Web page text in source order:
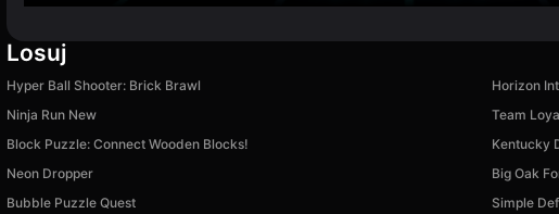
Losuj
Hyper Ball Shooter: Brick Brawl Horizon
Ninja Run New
Team
Block Puzzle: Connect Wooden Blocks!
Kentucky
Neon Dropper
Big Oak
Bubble Puzzle Quest
Simple